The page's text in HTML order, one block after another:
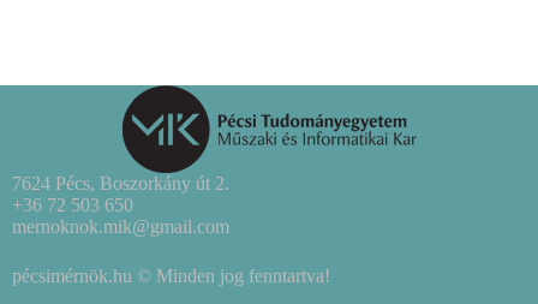
7624 Pécs, Boszorkány út 2.
+36 72 503 650
mernoknok.mik@gmail.com
pécsimérnök.hu © Minden jog fenntartva!